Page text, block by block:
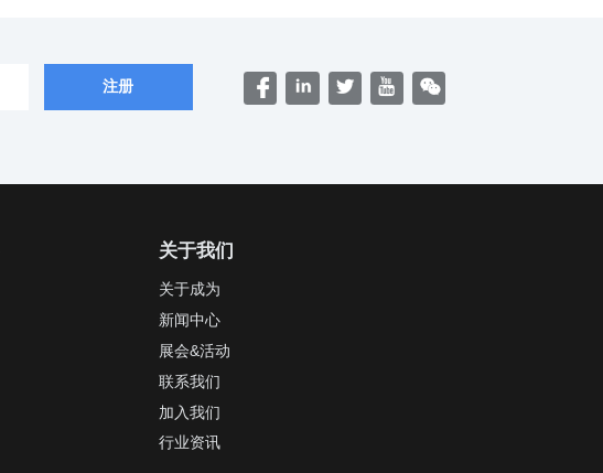
关于我们
关于成为
新闻中心
展会&活动
联系我们
加入我们
行业资讯